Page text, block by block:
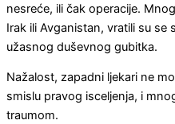
nesreće, ili čak operacije.
Irak ili Avganistan, vratili su se
užasnog duševnog gubitka.
Nažalost, zapadni ljekari ne
smislu pravog isceljenja, i
traumom.